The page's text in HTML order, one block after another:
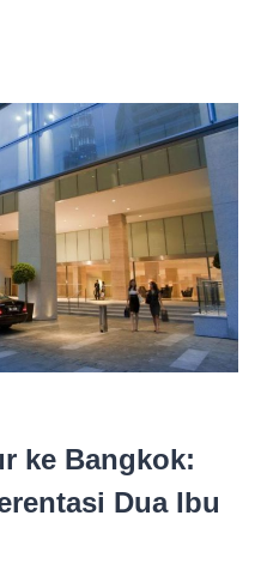
ke Bangkok:
Dua Ibu